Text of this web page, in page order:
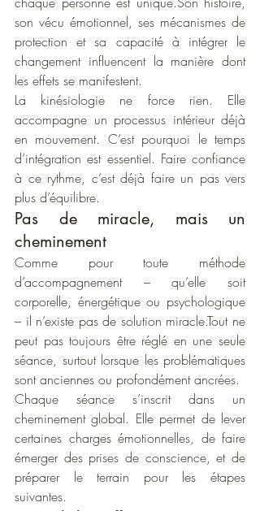
son vécu émotionnel, ses mécanismes de
protection et sa capacité à intégrer le
changement influencent la manière dont
les effets se manifestent.
La kinésiologie ne force rien. Elle
accompagne un processus intérieur déjà
en mouvement. C’est pourquoi le temps
d’intégration est essentiel. Faire confiance
à ce rythme, c’est déjà faire un pas vers
plus d’équilibre.
Pas de miracle, mais un
cheminement
Comme pour toute méthode
d’accompagnement – qu’elle soit
corporelle, énergétique ou psychologique
– il n’existe pas de solution miracle.Tout ne
peut pas toujours être réglé en une seule
séance, surtout lorsque les problématiques
sont anciennes ou profondément ancrées.
Chaque séance s’inscrit dans un
cheminement global. Elle permet de lever
certaines charges émotionnelles, de faire
émerger des prises de conscience, et de
préparer le terrain pour les étapes
suivantes.